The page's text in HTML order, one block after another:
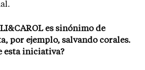
es sinónimo de
por ejemplo, salvando corales.
esta iniciativa?